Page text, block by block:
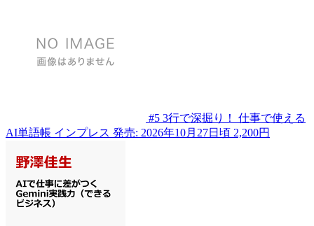
#5 3行で深掘り！ 仕事で使える
AI単語帳 インプレス 発売: 2026年10月27日頃 2,200円